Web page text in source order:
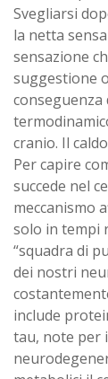
Svegliarsi
la netta
sensazione
suggestione
cranio. Il
Per capire
succede nel
meccanismo
solo in tempi
“squadra di
dei nostri
include
tau, note per